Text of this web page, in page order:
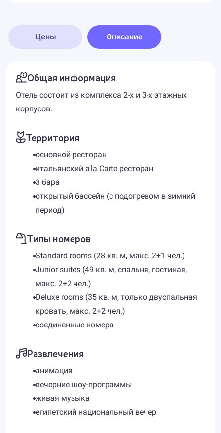
Цены Описание
Общая информация
Отель состоит из комплекса 2-х и 3-х этажных
корпусов.
Территория
основной ресторан
итальянский a'la Carte ресторан
3 бара
открытый бассейн (с подогревом в зимний
период)
Типы номеров
Standard rooms (28 кв. м, макс. 2+1 чел.)
Junior suites (49 кв. м, спальня, гостиная,
макс. 2+2 чел.)
Deluxe rooms (35 кв. м, только двуспальная
кровать, макс. 2+2 чел.)
соединенные номера
Развлечения
анимация
вечерние шоу-программы
живая музыка
египетский национальный вечер